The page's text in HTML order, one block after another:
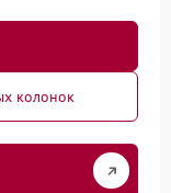
колонок